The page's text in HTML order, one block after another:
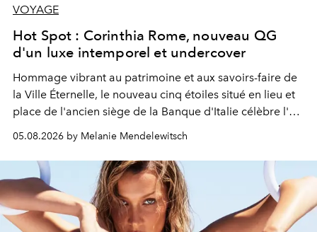
VOYAGE
Hot Spot : Corinthia Rome, nouveau QG
d'un luxe intemporel et undercover
Hommage vibrant au patrimoine et aux savoirs-faire de
la Ville Éternelle, le nouveau cinq étoiles situé en lieu et
place de l'ancien siège de la Banque d'Italie célèbre l'art
de vivre Romain dans toute son élégance intemporelle.
05.08.2026 by Melanie Mendelewitsch